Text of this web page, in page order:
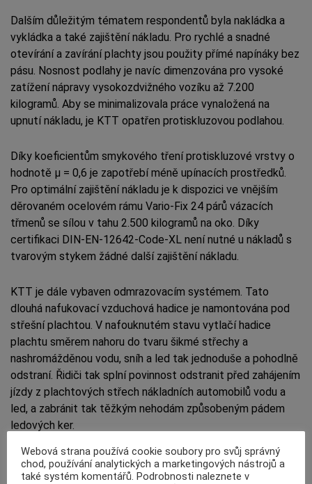
Dalším důležitým tématem respondentů byla nakládka a
vykládka a také zajištění nákladu. Pro rychlé a snadné
otevírání a zavírání plachty jsou použity přímé napínáky bez
pásu. Nosnost podlahy je navíc dimenzována pro vysoké
zatížení nápravy vysokozdvižného vozíku až 7.200
kilogramů. Aby se minimalizovala práce vynaložená na
upnutí nákladu, je KTT opatřen protiskluzovou podlahou.
Díky koeficientům smykového tření protiskluzové vrstvy o
hodnotě µ = 0,6 je zapotřebí méně upínacích prostředků.
Pro optimální zajištění nákladu je k dispozici ve vnějším
děrovaném ocelovém rámu Vario-Fix 24 párů vázacích
třmenů se sílou v tahu 2.500 kilogramů na oko. Díky
certifikaci DIN-EN-12642-Code-XL není nutné u nákladů s
tvarovým stykem žádné další zajištění nákladu.
KTT je dále vybaven odmrazovacím systémem. Tato
dlouhá nafukovací vzduchová hadice je namontována pod
střešní plachtou. V nafouknutém stavu vytlačí hadice
plachtu směrem nahoru do tvaru šikmé střechy a
nashromážděnou vodu, sníh a led tak jednoduše a pohodlně
odstraní. Řidiči tak splní povinnost odstranit před zahájením
jízdy z plachtových střech nákladních automobilů vodu a
led, a zabránit tak těžkým nehodám způsobeným pádem
ledových ker.
Author: MaK
Webová strana používá cookie soubory pro svůj správný
chod, používání analytických a marketingových nástrojů a
také systém komentářů. Podrobnosti naleznete v